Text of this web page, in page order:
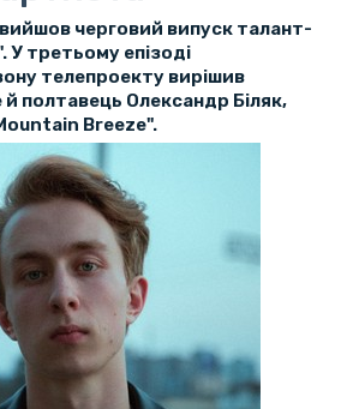
вийшов черговий випуск талант-
У третьому епізоді
телепроекту вирішив
полтавець Олександр Біляк,
Breeze".